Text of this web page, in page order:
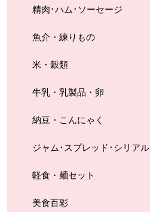
精肉･ハム･ソーセージ
魚介・練りもの
米・穀類
牛乳・乳製品・卵
納豆・こんにゃく
ジャム･スプレッド･シリアル
軽食・麺セット
美食百彩